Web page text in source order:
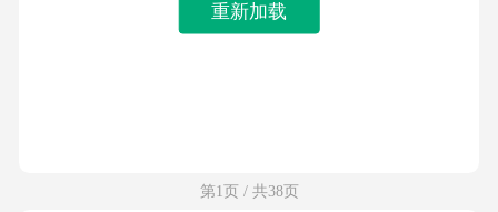
重新加载
第1页 / 共38页